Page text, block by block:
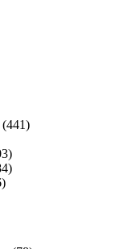
(441)